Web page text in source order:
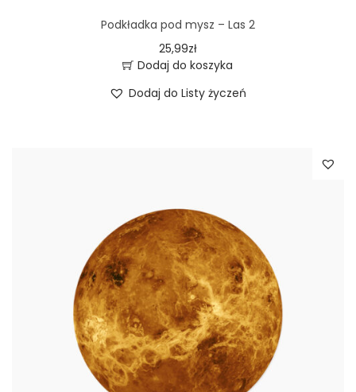
Podkładka pod mysz – Las 2
25,99zł
Dodaj do koszyka
Dodaj do Listy życzeń